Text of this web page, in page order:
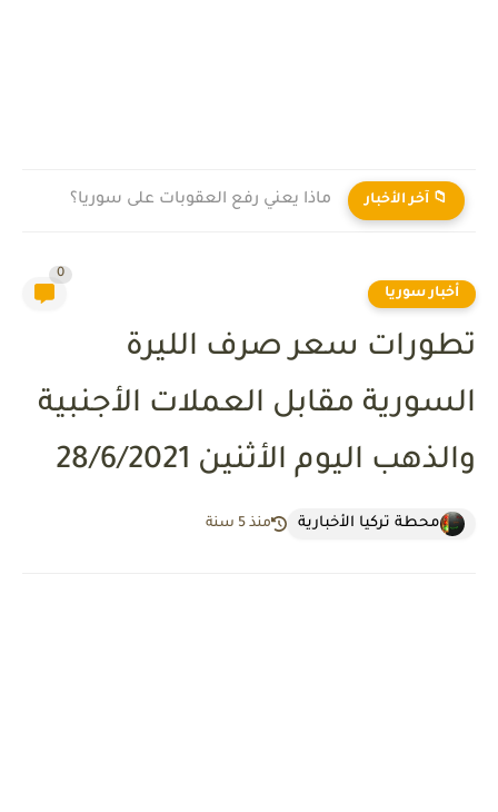
📁 آخر الأخبار ماذا يعني رفع العقوبات على سوريا؟
أخبار سوريا
0
تطورات سعر صرف الليرة
السورية مقابل العملات الأجنبية
والذهب اليوم الأثنين 28/6/2021
محطة تركيا الأخبارية منذ 5 سنة